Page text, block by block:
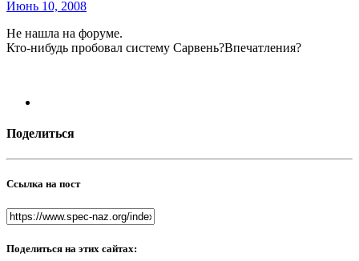
Июнь 10, 2008
Не нашла на форуме.
Кто-нибудь пробовал систему Сарвень?Впечатления?
Поделиться
Ссылка на пост
Поделиться на этих сайтах: